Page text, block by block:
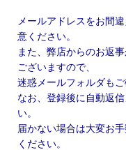
メールアドレスをお間
意ください。
また、弊店からのお返
ございますので、
迷惑メールフォルダもご
なお、登録後に自動返
い。
届かない場合は大変お
ください。